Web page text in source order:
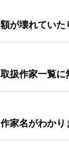
額が壊れていた
取扱作家一覧に
作家名がわかり